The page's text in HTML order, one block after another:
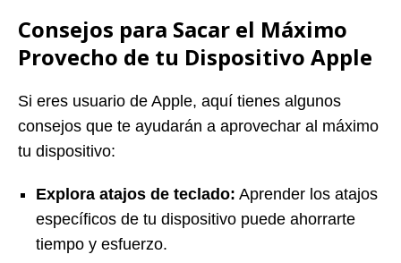
Consejos para Sacar el Máximo
Provecho de tu Dispositivo Apple
Si eres usuario de Apple, aquí tienes algunos
consejos que te ayudarán a aprovechar al máximo
tu dispositivo:
Explora atajos de teclado: Aprender los atajos
específicos de tu dispositivo puede ahorrarte
tiempo y esfuerzo.